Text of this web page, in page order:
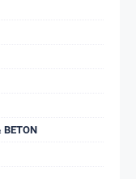
BETON